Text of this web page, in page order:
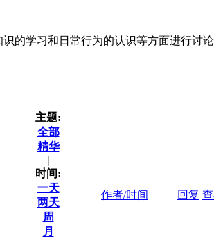
识的学习和日常行为的认识等方面进行讨
主题:
全部
精华
|
时间:
一天
两天
周
月
作者/时间 回复